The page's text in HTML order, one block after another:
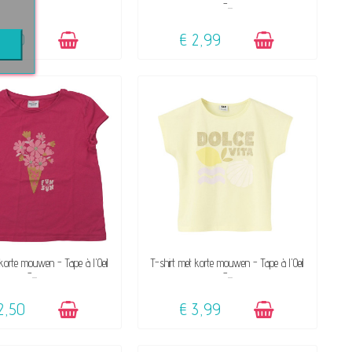
3,50
-...
€ 2,99
BESCHIKBAAR
mouwen - Tape à l'Oeil
-...
BESCHIKBAAR
T-shirt met korte mouwen - Tape à l'Oeil
-...
€ 3,99